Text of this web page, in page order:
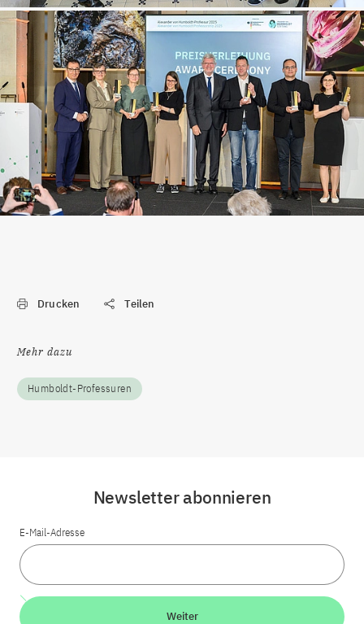
Drucken Teilen
Mehr dazu
Humboldt-Professuren
Newsletter abonnieren
E-Mail-Adresse
Weiter